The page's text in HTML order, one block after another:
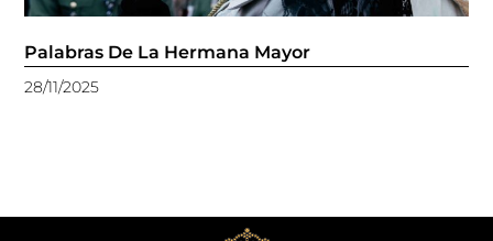
Palabras De La Hermana Mayor
28/11/2025